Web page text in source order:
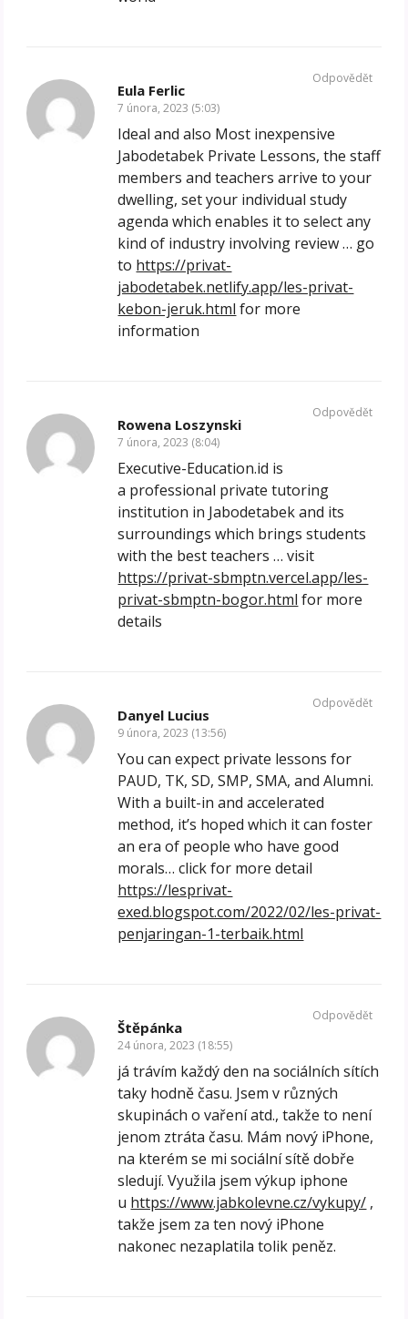
Eula Ferlic
7 února, 2023 (5:03)
Ideal and also Most inexpensive
Jabodetabek Private Lessons, the staff
members and teachers arrive to your
dwelling, set your individual study
agenda which enables it to select any
kind of industry involving review … go
to https://privat-
jabodetabek.netlify.app/les-privat-
kebon-jeruk.html for more
information
Odpovědět
Rowena Loszynski
7 února, 2023 (8:04)
Executive-Education.id is
a professional private tutoring
institution in Jabodetabek and its
surroundings which brings students
with the best teachers … visit
https://privat-sbmptn.vercel.app/les-
privat-sbmptn-bogor.html for more
details
Odpovědět
Danyel Lucius
9 února, 2023 (13:56)
You can expect private lessons for
PAUD, TK, SD, SMP, SMA, and Alumni.
With a built-in and accelerated
method, it’s hoped which it can foster
an era of people who have good
morals… click for more detail
https://lesprivat-
exed.blogspot.com/2022/02/les-privat-
penjaringan-1-terbaik.html
Odpovědět
Štěpánka
24 února, 2023 (18:55)
já trávím každý den na sociálních sítích
taky hodně času. Jsem v různých
skupinách o vaření atd., takže to není
jenom ztráta času. Mám nový iPhone,
na kterém se mi sociální sítě dobře
sledují. Využila jsem výkup iphone
u https://www.jabkolevne.cz/vykupy/ ,
takže jsem za ten nový iPhone
nakonec nezaplatila tolik peněz.
Odpovědět